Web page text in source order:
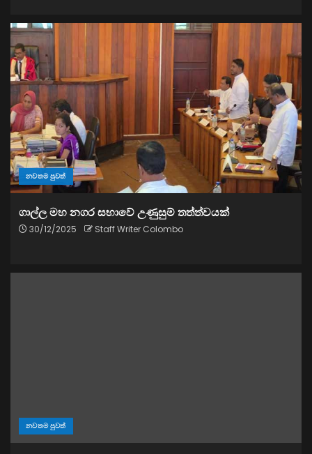
නවතම පුවත්
ගාල්ල මහ නගර සභාවේ උණුසුම් තත්ත්වයක්
30/12/2025 Staff Writer Colombo
නවතම පුවත්